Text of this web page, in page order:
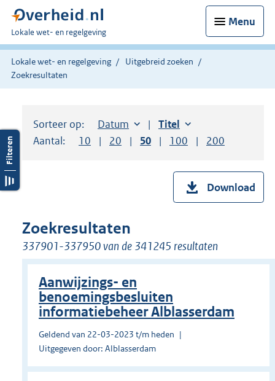
Menu
U
bent
hier:
Lokale wet- en regelgeving
Lokale wet- en regelgeving
Uitgebreid zoeken
Zoekresultaten
Sorteer op: Sorteer op:
Datum aflopendSorteer op:
Titel oplopend
Aantal:
Toon
10 resultaten per pagina
Toon
20 resultaten per pagina
Toon
50 resultaten per pagina
Toon
100 resultaten per
Toon
200
Download
Zoekresultaten
337901-337950 van de 341245 resultaten
Aanwijzings- en
benoemingsbesluiten
informatiebeheer Alblasserdam
Geldend van 22-03-2023 t/m heden
Uitgegeven door: Alblasserdam